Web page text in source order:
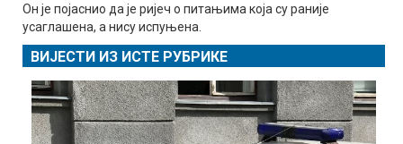
Он је појаснио да је ријеч о питањима која су раније
усаглашена, а нису испуњена.
ВИЈЕСТИ ИЗ ИСТЕ РУБРИКЕ